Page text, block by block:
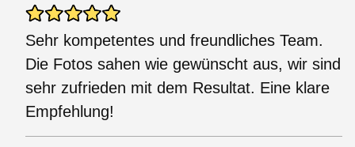
Sehr kompetentes und freundliches Team.
Die Fotos sahen wie gewünscht aus, wir sind
sehr zufrieden mit dem Resultat. Eine klare
Empfehlung!